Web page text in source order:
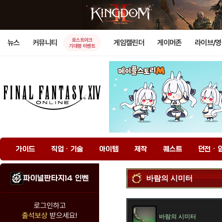
뉴스 커뮤니티
로스트아크
기대평 이벤트
게임캘린더 게이머존 라이브/
가이드 직업 · 기술 아이템 제작 퀘스트 던전 ·
파이널판타지14 인벤
로그인하고
출석보상 받으세요!
바람의 시미터
바람의 시미터